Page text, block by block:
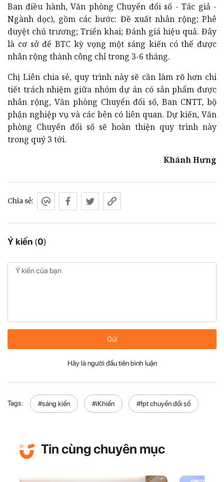
Ban điều hành, Văn phòng Chuyển đổi số - Tác giả -
Ngành dọc), gồm các bước: Đề xuất nhân rộng; Phê
duyệt chủ trương; Triển khai; Đánh giá hiệu quả. Đây
là cơ sở để BTC kỳ vọng một sáng kiến có thể được
nhân rộng thành công chỉ trong 3-6 tháng.
Chị Liên chia sẻ, quy trình này sẽ cần làm rõ hơn chi
tiết trách nhiệm giữa nhóm dự án có sản phẩm được
nhân rộng, Văn phòng Chuyển đổi số, Ban CNTT, bộ
phận nghiệp vụ và các bên có liên quan. Dự kiến, Văn
phòng Chuyển đổi số sẽ hoàn thiện quy trình này
trong quý 3 tới.
Khánh Hưng
Ý kiến (0)
Chia sẻ:
Gửi
Hãy là người đầu tiên bình luận
Tags: #sáng kiến #iKhiến #fpt chuyển đổi số
Tin cùng chuyên mục